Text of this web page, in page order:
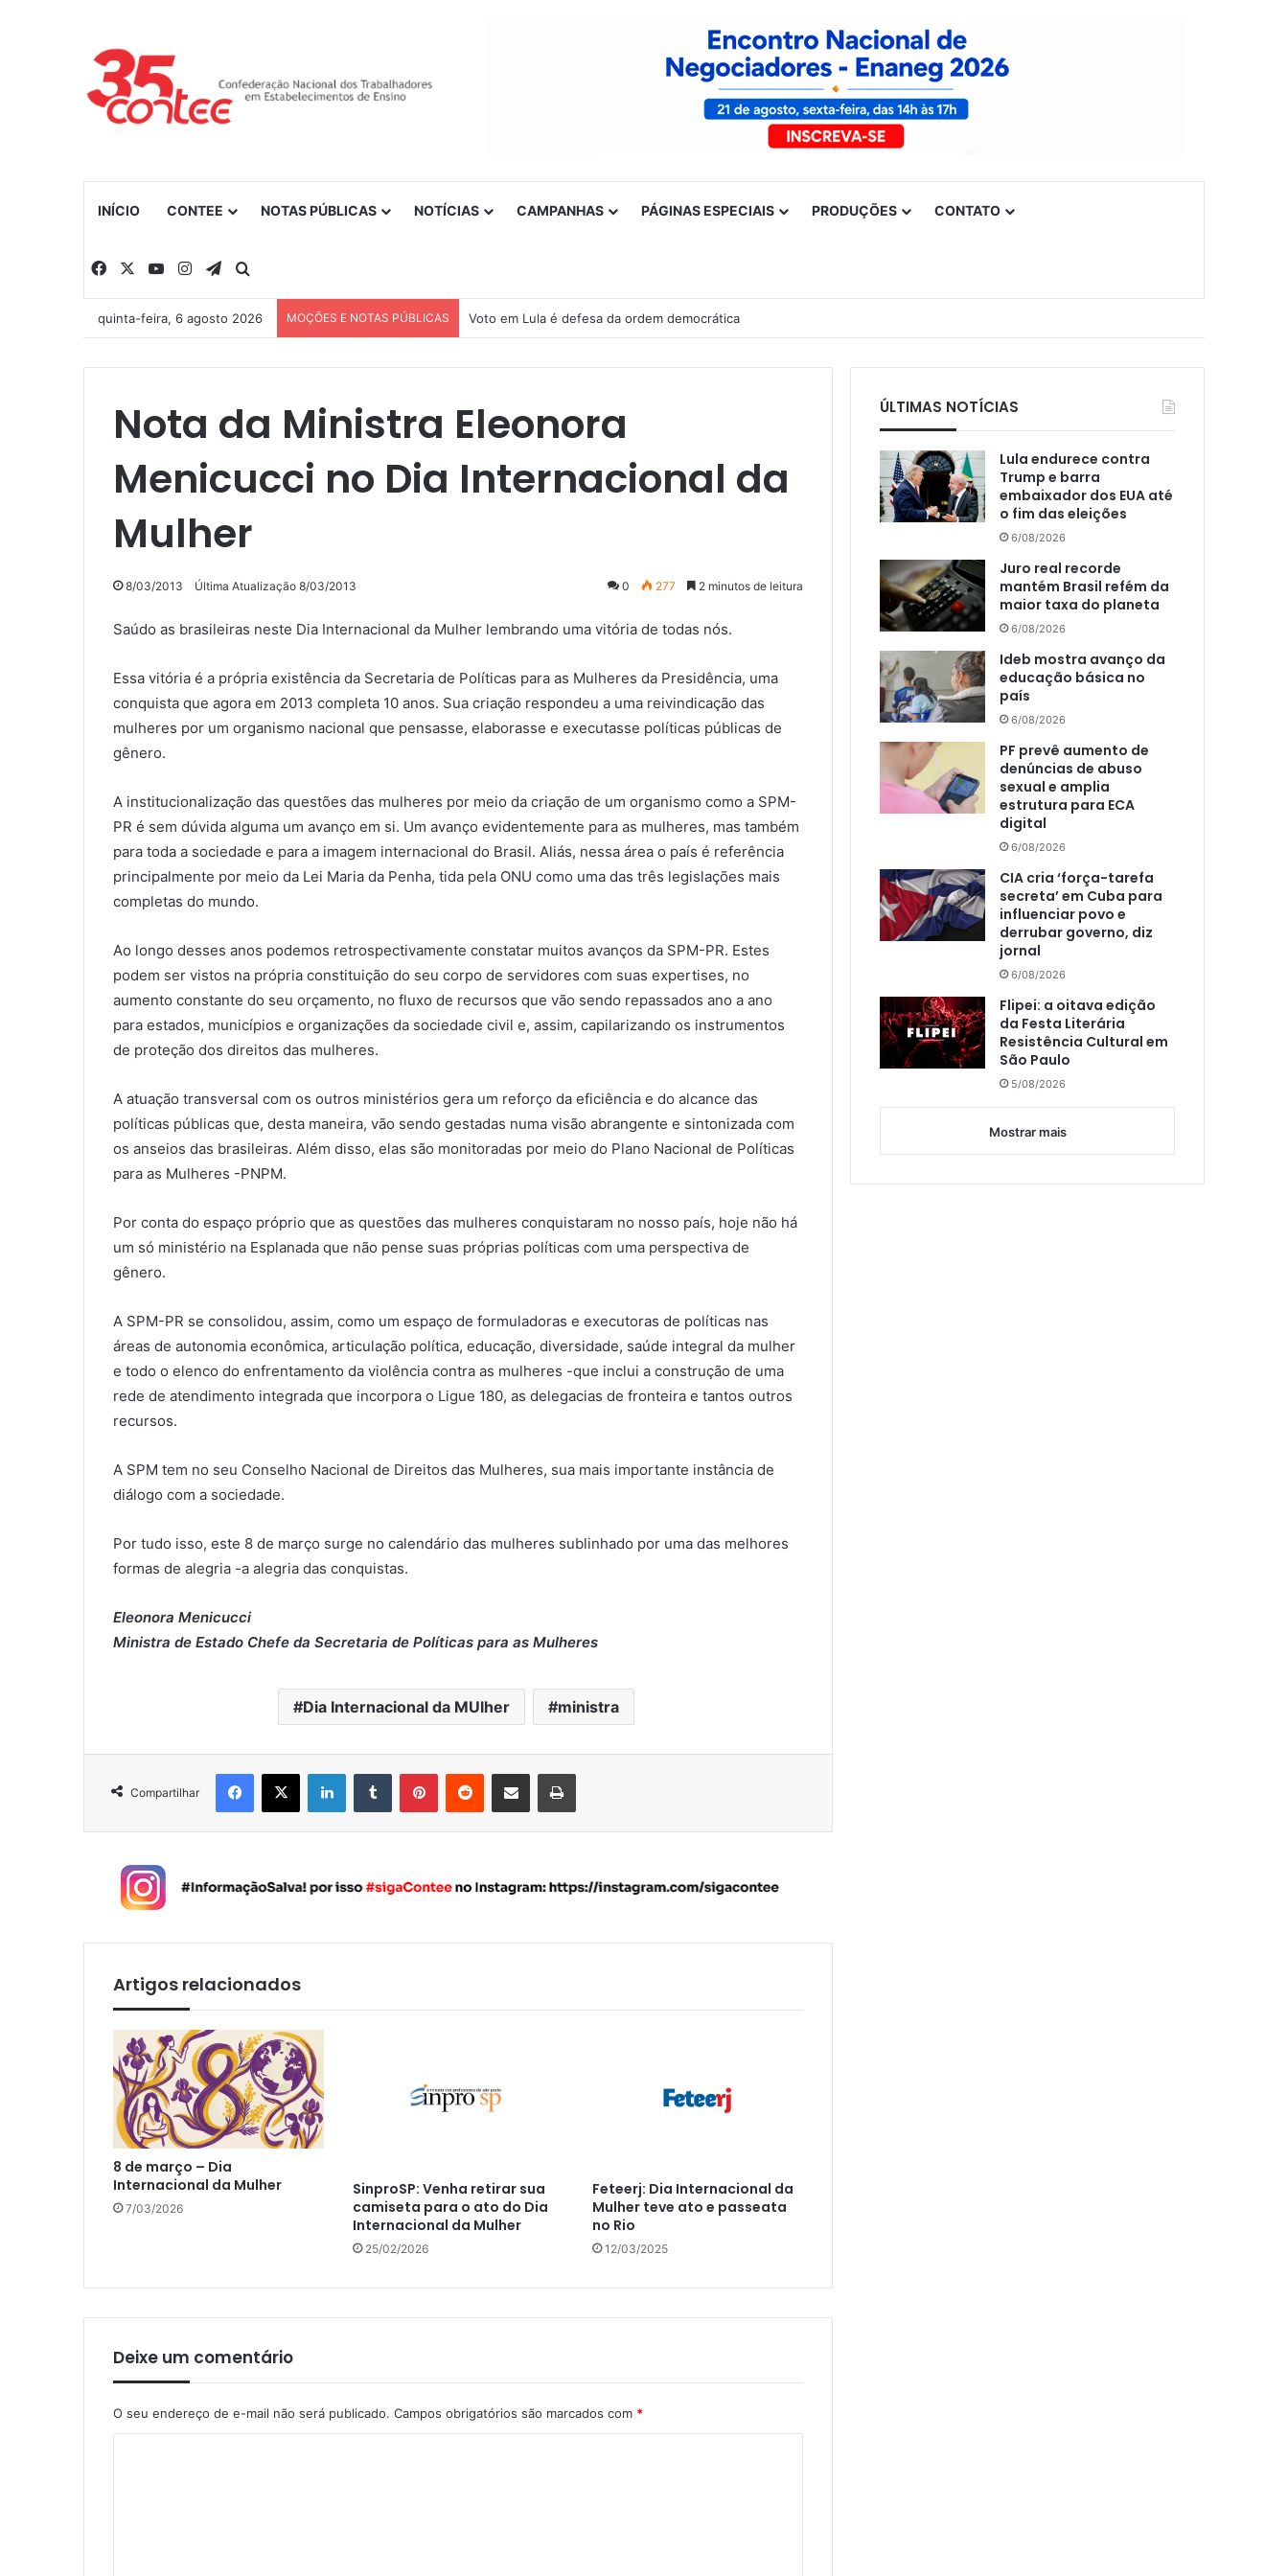
INÍCIO CONTEE NOTAS PÚBLICAS NOTÍCIAS CAMPANHAS PÁGINAS ESPECIAIS PRODUÇÕES CONTATO
Facebook YouTubeInstagramTelegram
quinta-feira, 6 agosto 2026 MOÇÕES E NOTAS PÚBLICAS Voto em Lula é defesa da ordem democrática
Nota da Ministra Eleonora
Menicucci no Dia Internacional da
Mulher
8/03/2013 Última Atualização 8/03/2013 0 277 2 minutos de leitura
Saúdo as brasileiras neste Dia Internacional da Mulher lembrando uma vitória de todas nós.
Essa vitória é a própria existência da Secretaria de Políticas para as Mulheres da Presidência, uma
conquista que agora em 2013 completa 10 anos. Sua criação respondeu a uma reivindicação das
mulheres por um organismo nacional que pensasse, elaborasse e executasse políticas públicas de
gênero.
A institucionalização das questões das mulheres por meio da criação de um organismo como a SPM-
PR é sem dúvida alguma um avanço em si. Um avanço evidentemente para as mulheres, mas também
para toda a sociedade e para a imagem internacional do Brasil. Aliás, nessa área o país é referência
principalmente por meio da Lei Maria da Penha, tida pela ONU como uma das três legislações mais
completas do mundo.
Ao longo desses anos podemos retrospectivamente constatar muitos avanços da SPM-PR. Estes
podem ser vistos na própria constituição do seu corpo de servidores com suas expertises, no
aumento constante do seu orçamento, no fluxo de recursos que vão sendo repassados ano a ano
para estados, municípios e organizações da sociedade civil e, assim, capilarizando os instrumentos
de proteção dos direitos das mulheres.
A atuação transversal com os outros ministérios gera um reforço da eficiência e do alcance das
políticas públicas que, desta maneira, vão sendo gestadas numa visão abrangente e sintonizada com
os anseios das brasileiras. Além disso, elas são monitoradas por meio do Plano Nacional de Políticas
para as Mulheres -PNPM.
Por conta do espaço próprio que as questões das mulheres conquistaram no nosso país, hoje não há
um só ministério na Esplanada que não pense suas próprias políticas com uma perspectiva de
gênero.
A SPM-PR se consolidou, assim, como um espaço de formuladoras e executoras de políticas nas
áreas de autonomia econômica, articulação política, educação, diversidade, saúde integral da mulher
e todo o elenco do enfrentamento da violência contra as mulheres -que inclui a construção de uma
rede de atendimento integrada que incorpora o Ligue 180, as delegacias de fronteira e tantos outros
recursos.
A SPM tem no seu Conselho Nacional de Direitos das Mulheres, sua mais importante instância de
diálogo com a sociedade.
Por tudo isso, este 8 de março surge no calendário das mulheres sublinhado por uma das melhores
formas de alegria -a alegria das conquistas.
Eleonora Menicucci
Ministra de Estado Chefe da Secretaria de Políticas para as Mulheres
Dia Internacional da MUlher ministra
Compartilhar
Artigos relacionados
8 de março – Dia
Internacional da Mulher
7/03/2026
SinproSP: Venha retirar sua
camiseta para o ato do Dia
Internacional da Mulher
25/02/2026
Feteerj: Dia Internacional da
Mulher teve ato e passeata
no Rio
12/03/2025
Deixe um comentário
O seu endereço de e-mail não será publicado. Campos obrigatórios são marcados com *
ÚLTIMAS NOTÍCIAS
Lula endurece contra
Trump e barra
embaixador dos EUA até
o fim das eleições
6/08/2026
Juro real recorde
mantém Brasil refém da
maior taxa do planeta
6/08/2026
Ideb mostra avanço da
educação básica no
país
6/08/2026
PF prevê aumento de
denúncias de abuso
sexual e amplia
estrutura para ECA
digital
6/08/2026
CIA cria ‘força-tarefa
secreta’ em Cuba para
influenciar povo e
derrubar governo, diz
jornal
6/08/2026
Flipei: a oitava edição
da Festa Literária
Resistência Cultural em
São Paulo
5/08/2026
Mostrar mais